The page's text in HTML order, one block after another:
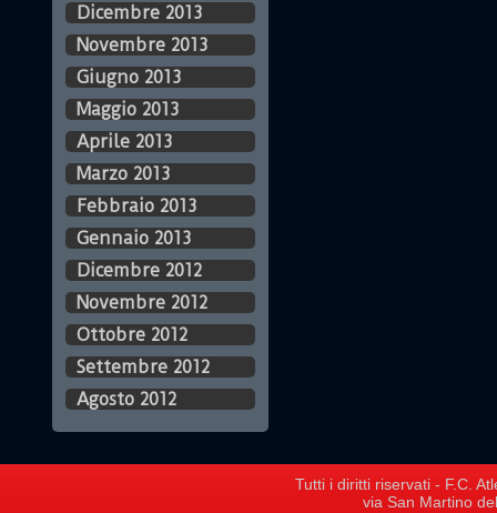
Dicembre 2013
Novembre 2013
Giugno 2013
Maggio 2013
Aprile 2013
Marzo 2013
Febbraio 2013
Gennaio 2013
Dicembre 2012
Novembre 2012
Ottobre 2012
Settembre 2012
Agosto 2012
Tutti i diritti riservati - F.C.
via San Martino